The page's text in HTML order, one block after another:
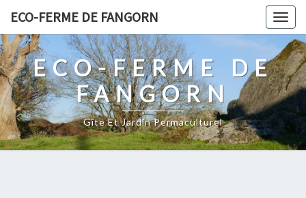
content
ECO-FERME DE FANGORN
ECO-FERME DE
FANGORN
Gîte Et Jardin Permaculturel